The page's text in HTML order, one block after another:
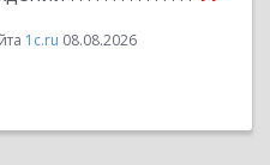
1c.ru 08.08.2026